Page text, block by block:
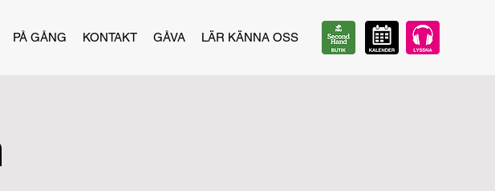
PÅ GÅNG KONTAKT GÅVA LÄR KÄNNA OSS